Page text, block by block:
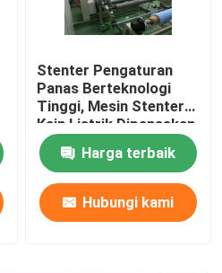
Stenter Pengaturan
Panas Berteknologi
Tinggi, Mesin Stenter
Kain Listrik Dipanaskan
Harga terbaik
Hubungi kami